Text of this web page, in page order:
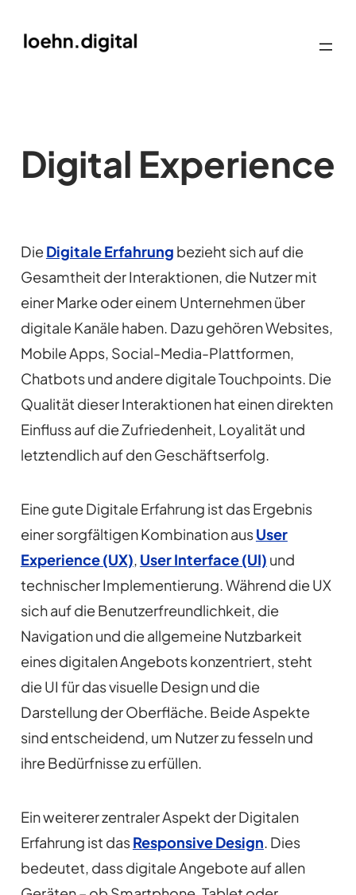
Digital Experience
DieDigitale Erfahrung bezieht sich auf die
Gesamtheit der Interaktionen, die Nutzer mit
einer Marke oder einem Unternehmen über
digitale Kanäle haben. Dazu gehören Websites,
Mobile Apps, Social-Media-Plattformen,
Chatbots und andere digitale Touchpoints. Die
Qualität dieser Interaktionen hat einen direkten
Einfluss auf die Zufriedenheit, Loyalität und
letztendlich auf den Geschäftserfolg.
Eine gute Digitale Erfahrung ist das Ergebnis
einer sorgfältigen Kombination ausUser
Experience (UX), User Interface (UI) und
technischer Implementierung. Während die UX
sich auf die Benutzerfreundlichkeit, die
Navigation und die allgemeine Nutzbarkeit
eines digitalen Angebots konzentriert, steht
die UI für das visuelle Design und die
Darstellung der Oberfläche. Beide Aspekte
sind entscheidend, um Nutzer zu fesseln und
ihre Bedürfnisse zu erfüllen.
Ein weiterer zentraler Aspekt der Digitalen
Erfahrung ist dasResponsive Design. Dies
bedeutet, dass digitale Angebote auf allen